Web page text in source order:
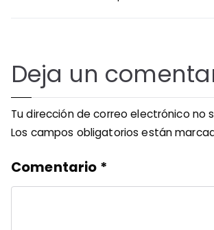
Deja un
Tu dirección de correo electrónico no
Los campos obligatorios están
Comentario *